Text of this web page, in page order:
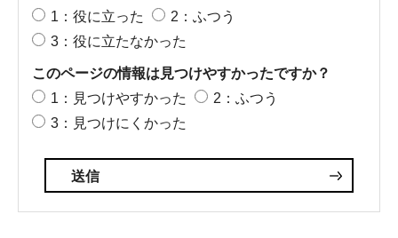
1：役に立った
2：ふつう
3：役に立たなかった
このページの情報は見つけやすかったですか？
1：見つけやすかった
2：ふつう
3：見つけにくかった